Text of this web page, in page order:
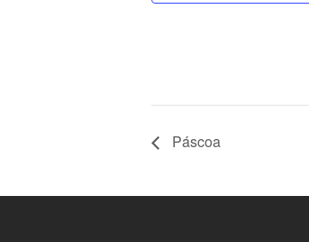
Páscoa